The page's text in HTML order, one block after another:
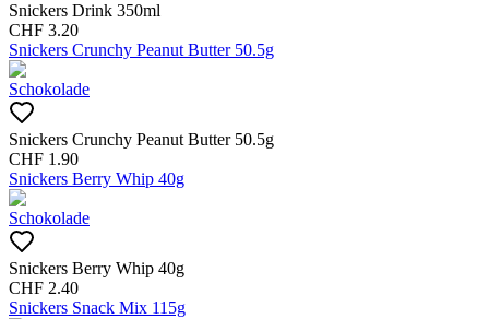
Snickers Drink 350ml
CHF 3.20
Snickers Crunchy Peanut Butter 50.5g
Schokolade
Snickers Crunchy Peanut Butter 50.5g
CHF 1.90
Snickers Berry Whip 40g
Schokolade
Snickers Berry Whip 40g
CHF 2.40
Snickers Snack Mix 115g